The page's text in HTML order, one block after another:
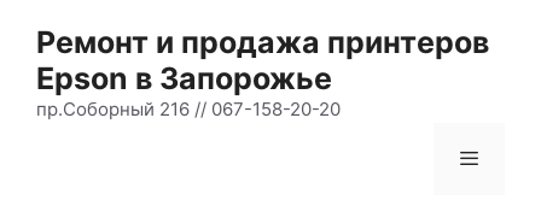
содержимому
Ремонт и продажа принтеров
Epson в Запорожье
пр.Соборный 216 // 067-158-20-20